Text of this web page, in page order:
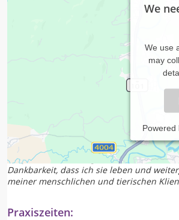
We
We use
may
Powered
Ganzheitliche Behandlung und
Vor jeder Behandlung steht die Demut
Dankbarkeit, dass ich sie leben und
meiner menschlichen und tierischen
Praxiszeiten: